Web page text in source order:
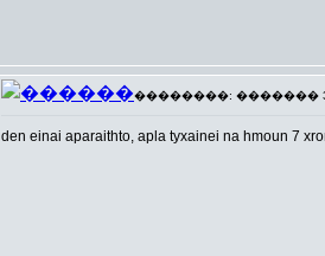
��������: ������� 3
den einai aparaithto, apla tyxainei na hmoun 7